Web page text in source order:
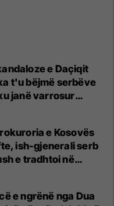
e Daçiqit
t'u bëjmë serbëve
janë varrosur
Serbi
e Kosovës
ish-gjenerali serb
e tradhtoi në
e ngrënë nga Dua